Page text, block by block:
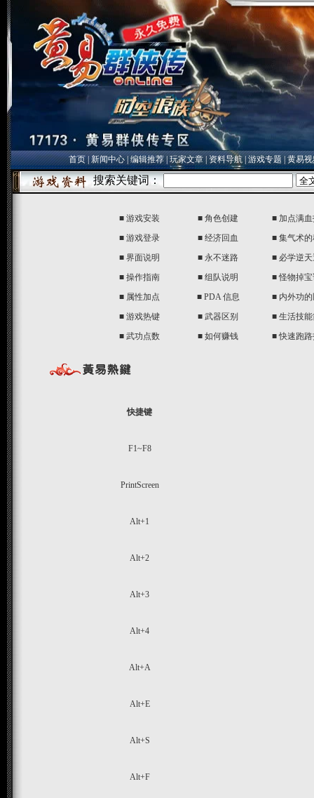
首页|新闻中心|编辑推荐|玩家文章|资料导航|游戏专题|黄易
■ 游戏安装 ■角色创建 ■加点满
■ 游戏登录 ■经济回血 ■集气术
■ 界面说明 ■ 永不迷路 ■ 必学逆
■ 操作指南 ■组队说明 ■怪物掉
■ 属性加点 ■ PDA 信息 ■ 内外功
■ 游戏热键 ■武器区别 ■生活技
■ 武功点数 ■如何赚钱 ■快速跑
快捷键
F1~F8
PrintScreen
Alt+1
Alt+2
Alt+3
Alt+4
Alt+A
Alt+E
Alt+S
Alt+F